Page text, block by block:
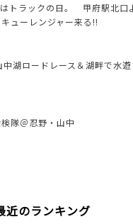
トラックの日。 甲府駅北口
ューレンジャー来る!!
湖ロードレース＆湖畔で水遊
隊＠忍野・山中
近のランキング